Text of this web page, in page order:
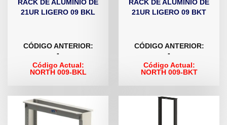
RACK DE ALUMINIO DE
21UR LIGERO 09 BKL
CÓDIGO ANTERIOR:
-
Código Actual:
NORTH 009-BKL
RACK DE ALUMINIO DE
21UR LIGERO 09 BKT
CÓDIGO ANTERIOR:
-
Código Actual:
NORTH 009-BKT